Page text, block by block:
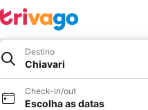
Destino
Chiavari
Check-in/out
Escolha as datas